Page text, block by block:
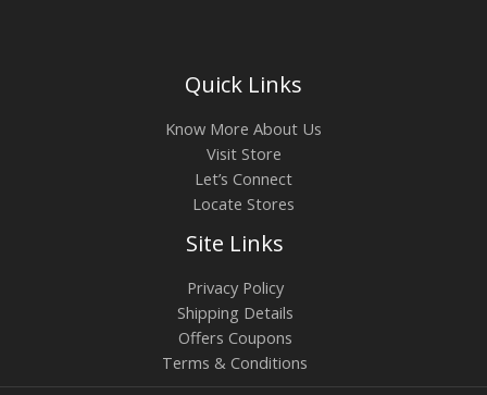
Quick Links
Know More About Us
Visit Store
Let’s Connect
Locate Stores
Site Links
Privacy Policy
Shipping Details
Offers Coupons
Terms & Conditions